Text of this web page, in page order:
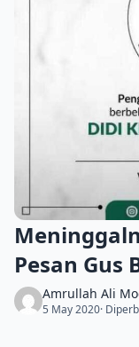
Pesan Gus
Amrullah Ali
5 May 2020·